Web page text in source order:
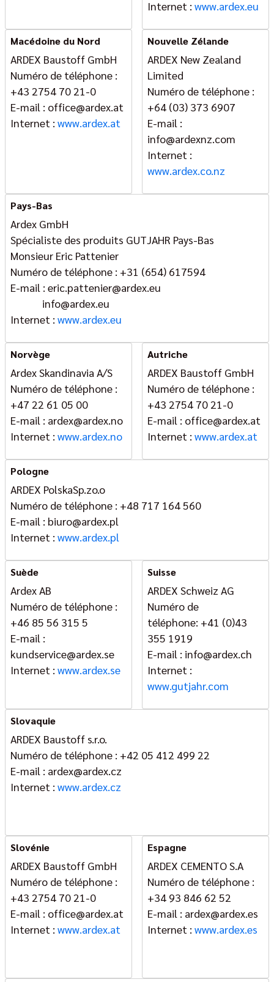
Internet : www.ardex.eu
Macédoine du Nord
ARDEX Baustoff GmbH
Numéro de téléphone :
+43 2754 70 21-0
E-mail : office@ardex.at
Internet : www.ardex.at
Nouvelle Zélande
ARDEX New Zealand
Limited
Numéro de téléphone :
+64 (03) 373 6907
E-mail :
info@ardexnz.com
Internet :
www.ardex.co.nz
Pays-Bas
Ardex GmbH
Spécialiste des produits GUTJAHR Pays-Bas
Monsieur Eric Pattenier
Numéro de téléphone : +31 (654) 617594
E-mail : eric.pattenier@ardex.eu
info@ardex.eu
Internet : www.ardex.eu
Norvège
Ardex Skandinavia A/S
Numéro de téléphone :
+47 22 61 05 00
E-mail : ardex@ardex.no
Internet : www.ardex.no
Autriche
ARDEX Baustoff GmbH
Numéro de téléphone :
+43 2754 70 21-0
E-mail : office@ardex.at
Internet : www.ardex.at
Pologne
ARDEX PolskaSp.zo.o
Numéro de téléphone : +48 717 164 560
E-mail : biuro@ardex.pl
Internet : www.ardex.pl
Suède
Ardex AB
Numéro de téléphone :
+46 85 56 315 5
E-mail :
kundservice@ardex.se
Internet : www.ardex.se
Suisse
ARDEX Schweiz AG
Numéro de
téléphone: +41 (0)43
355 1919
E-mail : info@ardex.ch
Internet :
www.gutjahr.com
Slovaquie
ARDEX Baustoff s.r.o.
Numéro de téléphone : +42 05 412 499 22
E-mail : ardex@ardex.cz
Internet : www.ardex.cz
Slovénie
ARDEX Baustoff GmbH
Numéro de téléphone :
+43 2754 70 21-0
E-mail : office@ardex.at
Internet : www.ardex.at
Espagne
ARDEX CEMENTO S.A
Numéro de téléphone :
+34 93 846 62 52
E-mail : ardex@ardex.es
Internet : www.ardex.es